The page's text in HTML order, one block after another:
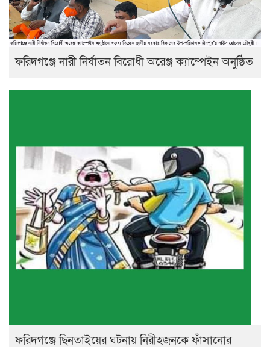
ফরিদগঞ্জে নারী নির্যাতন বিরোধী অরেঞ্জ ক্যাম্পেইন অনুষ্ঠিত
ফরিদগঞ্জে ছিনতাইয়ের ঘটনায় নিরীহজনকে ফাঁসানোর